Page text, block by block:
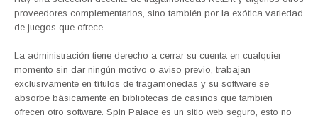
proveedores complementarios, sino también por la exótica variedad
de juegos que ofrece.
La administración tiene derecho a cerrar su cuenta en cualquier
momento sin dar ningún motivo o aviso previo, trabajan
exclusivamente en títulos de tragamonedas y su software se
absorbe básicamente en bibliotecas de casinos que también
ofrecen otro software. Spin Palace es un sitio web seguro, esto no